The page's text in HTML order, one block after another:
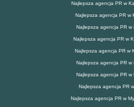
Najlepsza agencja PR w
Najlepsza agencja PR w
Najlepsza agencja PR w
Najlepsza agencja PR w
Najlepsza agencja PR w
Najlepsza agencja PR w
Najlepsza agencja PR w
Najlepsza agencja PR
Najlepsza agencja PR w